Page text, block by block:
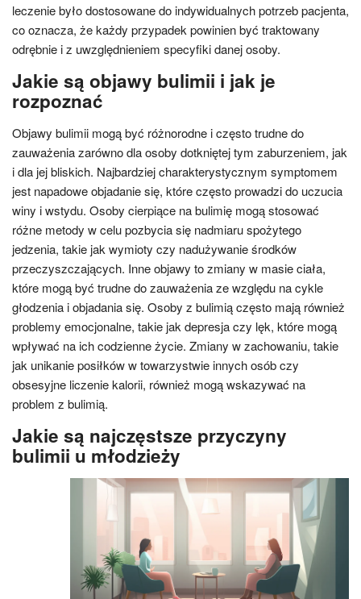
leczenie było dostosowane do indywidualnych potrzeb pacjenta,
co oznacza, że każdy przypadek powinien być traktowany
odrębnie i z uwzględnieniem specyfiki danej osoby.
Jakie są objawy bulimii i jak je
rozpoznać
Objawy bulimii mogą być różnorodne i często trudne do
zauważenia zarówno dla osoby dotkniętej tym zaburzeniem, jak
i dla jej bliskich. Najbardziej charakterystycznym symptomem
jest napadowe objadanie się, które często prowadzi do uczucia
winy i wstydu. Osoby cierpiące na bulimię mogą stosować
różne metody w celu pozbycia się nadmiaru spożytego
jedzenia, takie jak wymioty czy nadużywanie środków
przeczyszczających. Inne objawy to zmiany w masie ciała,
które mogą być trudne do zauważenia ze względu na cykle
głodzenia i objadania się. Osoby z bulimią często mają również
problemy emocjonalne, takie jak depresja czy lęk, które mogą
wpływać na ich codzienne życie. Zmiany w zachowaniu, takie
jak unikanie posiłków w towarzystwie innych osób czy
obsesyjne liczenie kalorii, również mogą wskazywać na
problem z bulimią.
Jakie są najczęstsze przyczyny
bulimii u młodzieży